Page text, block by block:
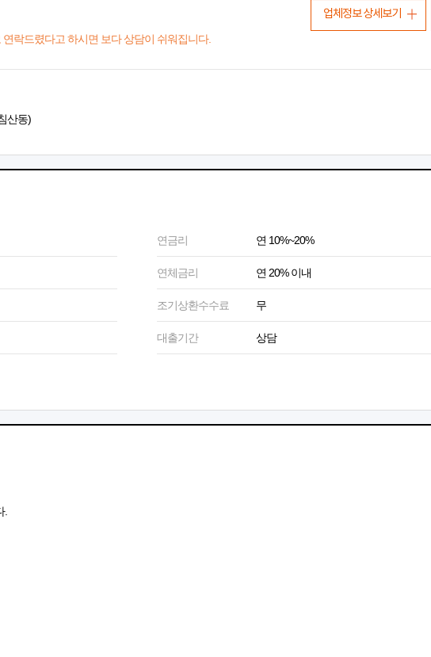
락드렸다고 하시면 보다 상담이 쉬워집니다.
산동)
업체정보 상세보기
연금리 연 10%~20%
연체금리 연 20% 이내
조기상환수수료 무
대출기간 상담
.